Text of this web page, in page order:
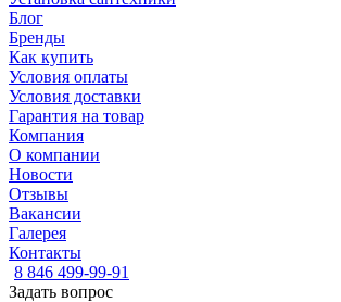
Блог
Бренды
Как купить
Условия оплаты
Условия доставки
Гарантия на товар
Компания
О компании
Новости
Отзывы
Вакансии
Галерея
Контакты
8 846 499-99-91
Задать вопрос